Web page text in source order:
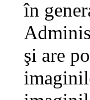
în
şi are